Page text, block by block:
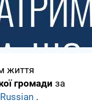
життя
громади за
.